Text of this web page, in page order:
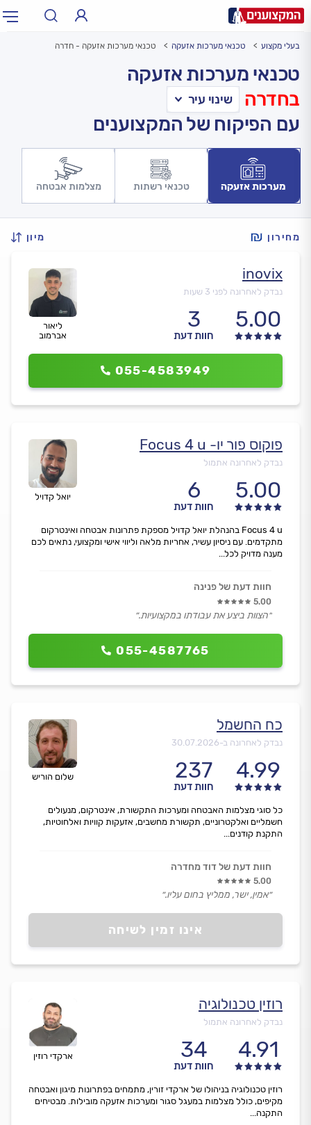
עיר: תל אביב, חיפה…
בעלי מקצוע טכנאי מערכות אזעקה טכנאי מערכות אזעקה - חדרה
טכנאי מערכות אזעקה
בחדרה
עם הפיקוח של המקצוענים
מערכות אזעקה טכנאי רשתות מצלמות אבטחה
מחירון מיון
ליאור
אברמוב
inovix
נבדק לאחרונה לפני 3 שעות
5.00
3
חוות דעת
055-4583949
יואל קדויל
פוקוס פור יו- Focus 4 u
נבדק לאחרונה אתמול
5.00
6
חוות דעת
055-4587765
Focus 4 u בהנהלת יואל קדויל מספקת פתרונות אבטחה ואינטרקום
מתקדמים. עם ניסיון עשיר, אחריות מלאה וליווי אישי ומקצועי, נתאים לכם
מענה מדויק לכל...
חוות דעת של פנינה
5.00
״הצוות ביצע את עבודתו במקצועיות.״
שלום הוריש
כח החשמל
נבדק לאחרונה ב-30.07.2026
4.99
237
חוות דעת
אינו זמין לשיחה
כל סוגי מצלמות האבטחה ומערכות התקשורת, אינטרקום, מנעולים
חשמליים ואלקטרוניים, תקשורת מחשבים, אזעקות קוויות ואלחוטיות,
התקנת קודנים...
חוות דעת של דוד מחדרה
5.00
״אמין, ישר, ממליץ בחום עליו.״
ארקדי רוזין
רוזין טכנולוגיה
נבדק לאחרונה אתמול
4.91
34
חוות דעת
רוזין טכנולוגיה בניהולו של ארקדי זורין, מתמחים בפתרונות מיגון ואבטחה
מקיפים, כולל מצלמות במעגל סגור ומערכות אזעקה מובילות. מבטיחים
התקנה...